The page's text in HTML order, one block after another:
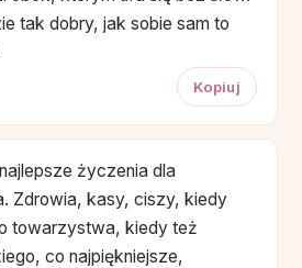
tak dobry, jak sobie sam to
Kopiuj
życzenia dla
Zdrowia, kasy, ciszy, kiedy
towarzystwa, kiedy też
co najpiękniejsze,